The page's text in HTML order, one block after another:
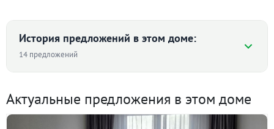
История предложений в этом доме:
14 предложений
Актуальные предложения в этом доме